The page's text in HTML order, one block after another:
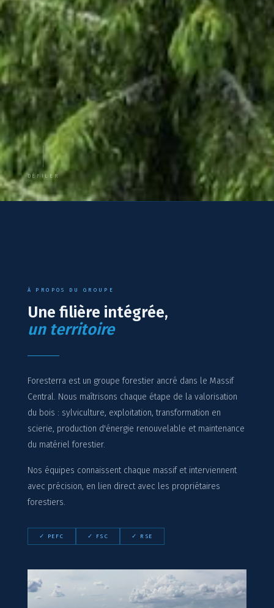
DÉFILER
À PROPOS DU GROUPE
Une filière intégrée,
un territoire
Foresterra est un groupe forestier ancré dans le Massif
Central. Nous maîtrisons chaque étape de la valorisation
du bois : sylviculture, exploitation, transformation en
scierie, production d'énergie renouvelable et maintenance
du matériel forestier.
Nos équipes connaissent chaque massif et interviennent
avec précision, en lien direct avec les propriétaires
forestiers.
✓ PEFC ✓ FSC ✓ RSE